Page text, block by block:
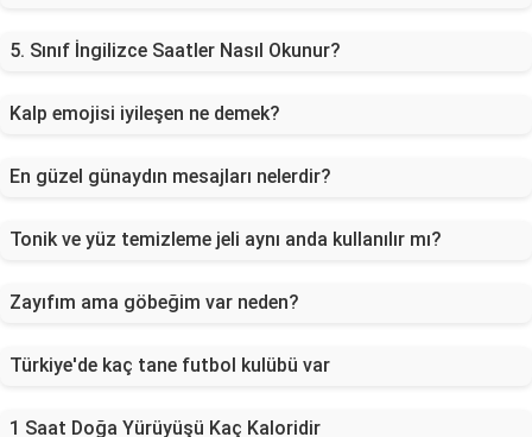
5. Sınıf İngilizce Saatler Nasıl Okunur?
Kalp emojisi iyileşen ne demek?
En güzel günaydın mesajları nelerdir?
Tonik ve yüz temizleme jeli aynı anda kullanılır mı?
Zayıfım ama göbeğim var neden?
Türkiye'de kaç tane futbol kulübü var
1 Saat Doğa Yürüyüşü Kaç Kaloridir